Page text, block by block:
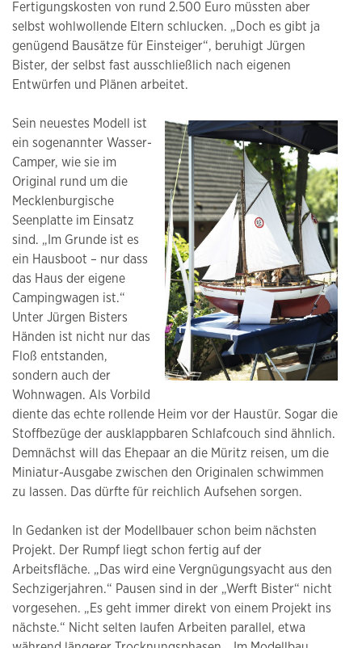
Fertigungskosten von rund 2.500 Euro müssten aber
selbst wohlwollende Eltern schlucken. „Doch es gibt ja
genügend Bausätze für Einsteiger“, beruhigt Jürgen
Bister, der selbst fast ausschließlich nach eigenen
Entwürfen und Plänen arbeitet.
Sein neuestes Modell ist
ein sogenannter Wasser-
Camper, wie sie im
Original rund um die
Mecklenburgische
Seenplatte im Einsatz
sind. „Im Grunde ist es
ein Hausboot – nur dass
das Haus der eigene
Campingwagen ist.“
Unter Jürgen Bisters
Händen ist nicht nur das
Floß entstanden,
sondern auch der
Wohnwagen. Als Vorbild
diente das echte rollende Heim vor der Haustür. Sogar die
Stoffbezüge der ausklappbaren Schlafcouch sind ähnlich.
Demnächst will das Ehepaar an die Müritz reisen, um die
Miniatur-Ausgabe zwischen den Originalen schwimmen
zu lassen. Das dürfte für reichlich Aufsehen sorgen.
In Gedanken ist der Modellbauer schon beim nächsten
Projekt. Der Rumpf liegt schon fertig auf der
Arbeitsfläche. „Das wird eine Vergnügungsyacht aus den
Sechzigerjahren.“ Pausen sind in der „Werft Bister“ nicht
vorgesehen. „Es geht immer direkt von einem Projekt ins
nächste.“ Nicht selten laufen Arbeiten parallel, etwa